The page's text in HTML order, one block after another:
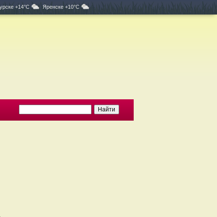
+14°C Яренске +10°C